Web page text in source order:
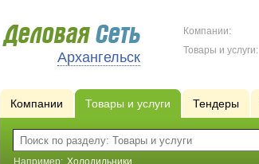
Архангельск
Компании:
Товары и услуги:
Компании Товары и услуги Тендеры
Например: Холодильники